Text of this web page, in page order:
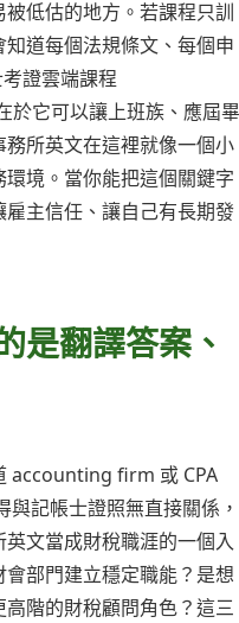
低估的地方。若課程只訓
道每個法規條文、每個申
證雲端課程
於它可以讓上班族、應屆畢
所英文在這裡就像一個小
境。當你能把這個關鍵字
主信任、讓自己有長期發
是翻譯答案、
accounting firm 或 CPA
記帳士證照無直接關係，
文當成財稅職涯的一個入
部門建立穩定職能？是想
階的財稅顧問角色？這三